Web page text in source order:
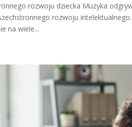
rozwoju dziecka Muzyka
rozwoju
na wiele...